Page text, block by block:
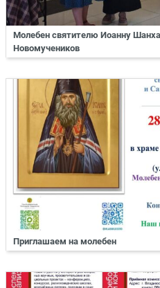
Молебен святителю Иоанну
Новомучеников
Приглашаем на молебен